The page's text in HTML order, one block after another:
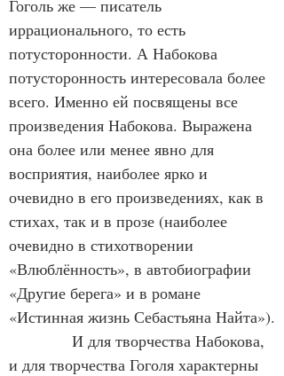
Гоголь же — писатель
иррационального, то есть
потусторонности. А Набокова
потусторонность интересовала более
всего. Именно ей посвящены все
произведения Набокова. Выражена
она более или менее явно для
восприятия, наиболее ярко и
очевидно в его произведениях, как в
стихах, так и в прозе (наиболее
очевидно в стихотворении
«Влюблённость», в автобиографии
«Другие берега» и в романе
«Истинная жизнь Себастьяна Найта»).
И для творчества Набокова,
и для творчества Гоголя характерны